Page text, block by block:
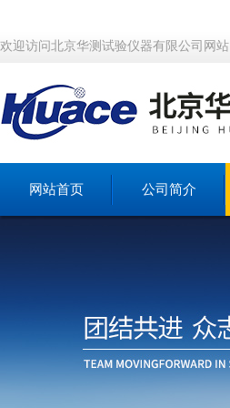
欢迎访问北京华测试验仪器有限公司网站
网站首页 公司简介